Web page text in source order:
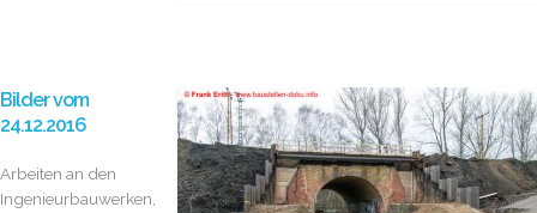
Bilder vom
24.12.2016
Arbeiten an den
Ingenieurbauwerken,